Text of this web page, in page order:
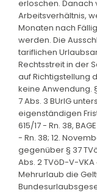
erloschen. Danach
Arbeitsverhältnis,
Monaten nach
werden. Die
tariflichen
Rechtsstreit in der
auf Richtigstellung
keine Anwendung.
7 Abs. 3 BUrlG
eigenständigen
615/17 - Rn. 38,
- Rn. 38; 12.
gegenüber § 37
Abs. 2 TVöD-V-
Mehrurlaub die